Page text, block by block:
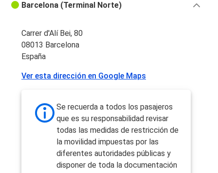
Barcelona (Terminal Norte)
Carrer d'Alí Bei, 80
08013 Barcelona
España
Ver esta dirección en Google Maps
Se recuerda a todos los pasajeros
que es su responsabilidad revisar
todas las medidas de restricción de
la movilidad impuestas por las
diferentes autoridades públicas y
disponer de toda la documentación